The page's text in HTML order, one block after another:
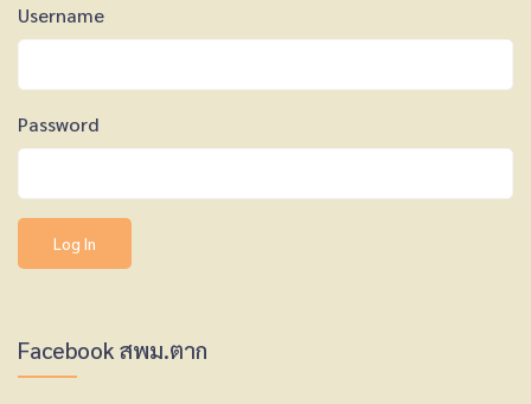
Username
Password
Facebook สพม.ตาก